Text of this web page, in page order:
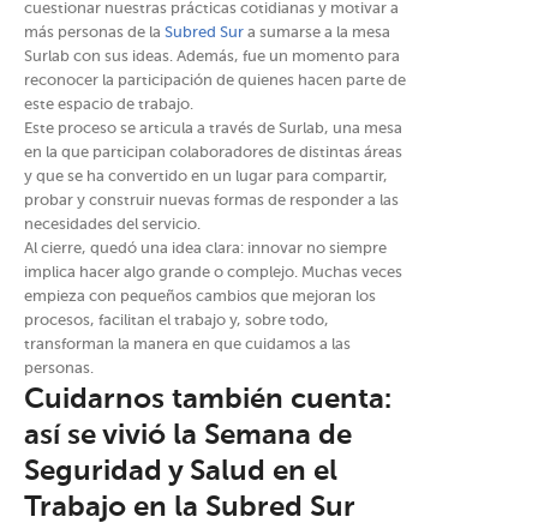
cuestionar nuestras prácticas cotidianas y motivar a
más personas de la Subred Sur a sumarse a la mesa
Surlab con sus ideas. Además, fue un momento para
reconocer la participación de quienes hacen parte de
este espacio de trabajo.
Este proceso se articula a través de Surlab, una mesa
en la que participan colaboradores de distintas áreas
y que se ha convertido en un lugar para compartir,
probar y construir nuevas formas de responder a las
necesidades del servicio.
Al cierre, quedó una idea clara: innovar no siempre
implica hacer algo grande o complejo. Muchas veces
empieza con pequeños cambios que mejoran los
procesos, facilitan el trabajo y, sobre todo,
transforman la manera en que cuidamos a las
personas.
Cuidarnos también cuenta:
así se vivió la Semana de
Seguridad y Salud en el
Trabajo en la Subred Sur